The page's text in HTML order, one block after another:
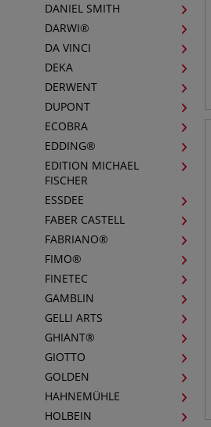
DANIEL SMITH
DARWI®
DA VINCI
DEKA
DERWENT
DUPONT
ECOBRA
EDDING®
EDITION MICHAEL
FISCHER
ESSDEE
FABER CASTELL
FABRIANO®
FIMO®
FINETEC
GAMBLIN
GELLI ARTS
GHIANT®
GIOTTO
GOLDEN
HAHNEMÜHLE
HOLBEIN